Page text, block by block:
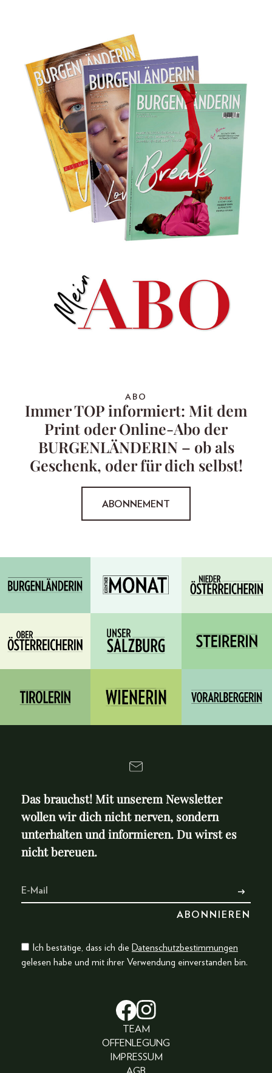
ABO
Immer TOP informiert: Mit dem
Print oder Online-Abo der
BURGENLÄNDERIN – ob als
Geschenk, oder für dich selbst!
ABONNEMENT
Das brauchst! Mit unserem Newsletter
wollen wir dich nicht nerven, sondern
unterhalten und informieren. Du wirst es
nicht bereuen.
Ich bestätige, dass ich die Datenschutzbestimmungen
gelesen habe und mit ihrer Verwendung einverstanden bin.
TEAM
OFFENLEGUNG
IMPRESSUM